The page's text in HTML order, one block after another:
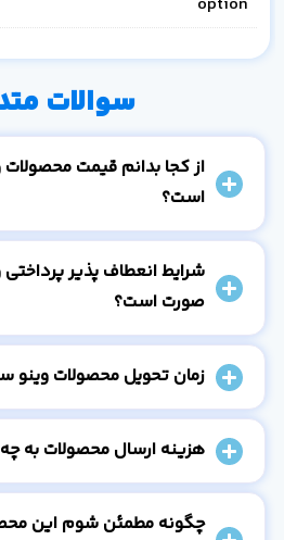
سوالات
از کجا بدانم قیمت
است؟
شرایط انعطاف پذیر
صورت است؟
زمان تحویل محصولات
هزینه ارسال محصولات به
چگونه مطمئن شوم این